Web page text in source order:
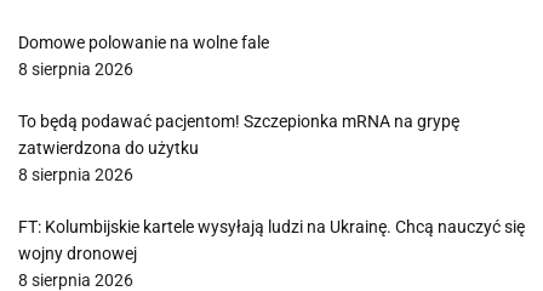
Domowe polowanie na wolne fale
8 sierpnia 2026
To będą podawać pacjentom! Szczepionka mRNA na grypę
zatwierdzona do użytku
8 sierpnia 2026
FT: Kolumbijskie kartele wysyłają ludzi na Ukrainę. Chcą nauczyć się
wojny dronowej
8 sierpnia 2026